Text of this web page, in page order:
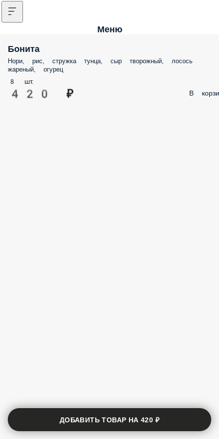
Меню
Бонита
Нори, рис, стружка тунца, сыр творожный, лосось
жареный, огурец
8 шт.
420 ₽ В
ДОБАВИТЬ ТОВАР НА420 ₽